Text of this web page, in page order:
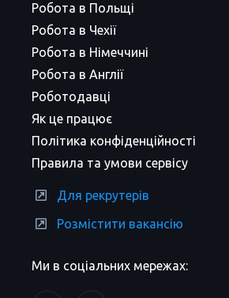
Ми в соціальних мережах:
Робота в Польщі
Робота в Чехії
Робота в Німеччині
Робота в Англії
Роботодавці
Як це працює
Політика конфіденційності
Правила та умови сервісу
Для рекрутерів
Розмістити вакансію